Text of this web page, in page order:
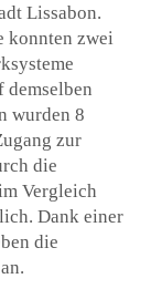
Lissabon.
konnten zwei
demselben
wurden 8
zur
die
Vergleich
Dank einer
die